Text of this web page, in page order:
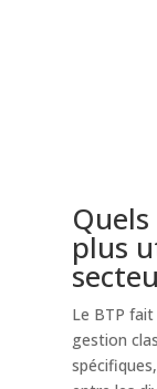
plus
Le BTP
gestion